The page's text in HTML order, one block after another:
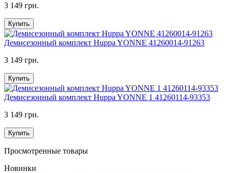
3 149 грн.
Купить
Демисезонный комплект Huppa YONNE 41260014-91263
3 149 грн.
Купить
Демисезонный комплект Huppa YONNE 1 41260114-93353
3 149 грн.
Купить
Просмотренные товары
Новинки